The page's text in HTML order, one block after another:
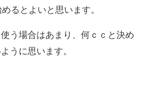
るとよいと思います。
う場合はあまり、何ｃｃと決め
うに思います。